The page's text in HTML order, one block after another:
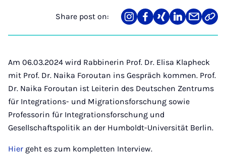
Share post on:
Share
on
Teilen
auf
Teilen
auf
Teilen
auf
Teilen
über
Mail
Link
Am 06.03.2024 wird Rabbinerin Prof. Dr. Elisa Klapheck
mit Prof. Dr. Naika Foroutan ins Gespräch kommen. Prof.
Dr. Naika Foroutan ist Leiterin des Deutschen Zentrums
für Integrations- und Migrationsforschung sowie
Professorin für Integrationsforschung und
Gesellschaftspolitik an der Humboldt-Universität Berlin.
Hier geht es zum kompletten Interview.